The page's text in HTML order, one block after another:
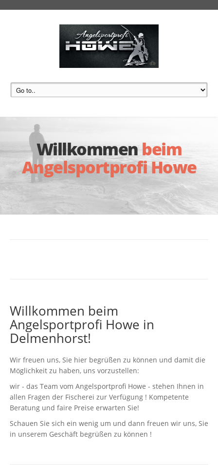
Willkommenbeim
Angelsportprofi Howe
Willkommen beim
Angelsportprofi Howe in
Delmenhorst!
Wir freuen uns, Sie hier begrüßen zu können und damit die
Möglichkeit zu haben, uns vorzustellen:
wir - das Team vom Angelsportprofi Howe - stehen Ihnen in
allen Fragen der Fischerei zur Verfügung ! Kompetente
Beratung und faire Preise erwarten Sie!
Schauen Sie sich ein wenig um und dann freuen wir uns, Sie
in unserem Geschäft begrüßen zu können !